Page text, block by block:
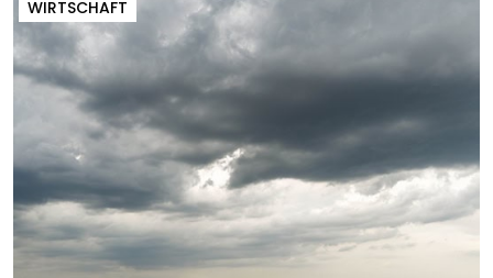
WIRTSCHAFT